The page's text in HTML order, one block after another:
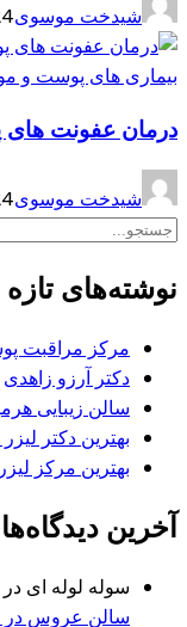
شیدخت موسوی
بیماری های پوست و
درمان عفونت
شیدخت موسوی
نوشته‌های تازه
مرکز مراقبت
دکتر آرزو زاهدی
سالن زیبایی
بهترین دکتر
بهترین مرکز
آخرین دیدگاه‌ها
سوله لوله ای در
سالن عروس در